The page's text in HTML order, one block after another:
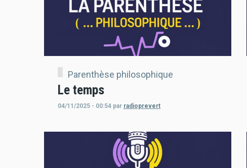
Parenthèse philosophique
Le temps
04/11/2025 - 00:54 par radioprevert